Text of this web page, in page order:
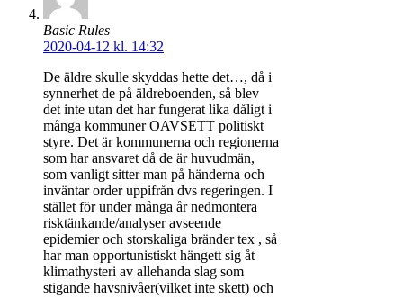
Basic Rules
2020-04-12 kl. 14:32
De äldre skulle skyddas hette det…, då i
synnerhet de på äldreboenden, så blev
det inte utan det har fungerat lika dåligt i
många kommuner OAVSETT politiskt
styre. Det är kommunerna och regionerna
som har ansvaret då de är huvudmän,
som vanligt sitter man på händerna och
inväntar order uppifrån dvs regeringen. I
stället för under många år nedmontera
risktänkande/analyser avseende
epidemier och storskaliga bränder tex , så
har man opportunistiskt hängett sig åt
klimathysteri av allehanda slag som
stigande havsnivåer(vilket inte skett) och